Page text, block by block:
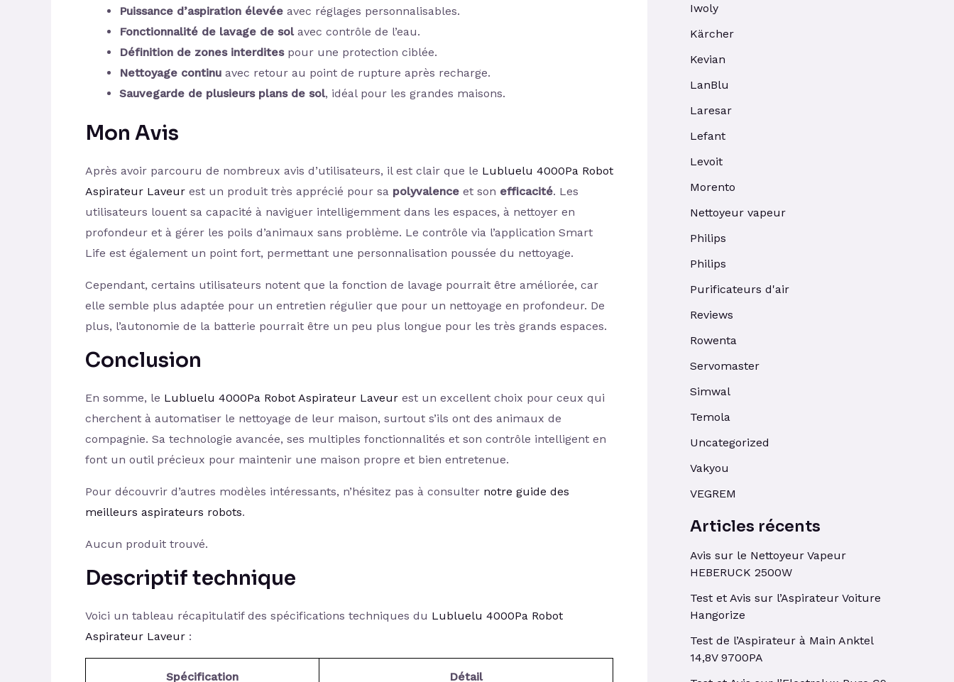
Puissance d’aspiration élevée avec réglages personnalisables.
Fonctionnalité de lavage de solavec contrôle de l’eau.
Définition de zones interditespour une protection ciblée.
Nettoyage continu avec retour au point de rupture après recharge.
Sauvegarde de plusieurs plans de sol, idéal pour les grandes maisons.
Mon Avis
Après avoir parcouru de nombreux avis d’utilisateurs, il est clair que le Lubluelu 4000Pa Robot
Aspirateur Laveur est un produit très apprécié pour sa polyvalence et son efficacité. Les
utilisateurs louent sa capacité à naviguer intelligemment dans les espaces, à nettoyer en
profondeur et à gérer les poils d’animaux sans problème. Le contrôle via l’application Smart
Life est également un point fort, permettant une personnalisation poussée du nettoyage.
Cependant, certains utilisateurs notent que la fonction de lavage pourrait être améliorée, car
elle semble plus adaptée pour un entretien régulier que pour un nettoyage en profondeur. De
plus, l’autonomie de la batterie pourrait être un peu plus longue pour les très grands espaces.
Conclusion
En somme, le Lubluelu 4000Pa Robot Aspirateur Laveur est un excellent choix pour ceux qui
cherchent à automatiser le nettoyage de leur maison, surtout s’ils ont des animaux de
compagnie. Sa technologie avancée, ses multiples fonctionnalités et son contrôle intelligent en
font un outil précieux pour maintenir une maison propre et bien entretenue.
Pour découvrir d’autres modèles intéressants, n’hésitez pas à consulter notre guide des
meilleurs aspirateurs robots.
Aucun produit trouvé.
Descriptif technique
Voici un tableau récapitulatif des spécifications techniques du Lubluelu 4000Pa Robot
Aspirateur Laveur :
Spécification Détail
Iwoly
Kärcher
Kevian
LanBlu
Laresar
Lefant
Levoit
Morento
Nettoyeur vapeur
Philips
Philips
Purificateurs d'air
Reviews
Rowenta
Servomaster
Simwal
Temola
Uncategorized
Vakyou
VEGREM
Articles récents
Avis sur le Nettoyeur Vapeur
HEBERUCK 2500W
Test et Avis sur l’Aspirateur Voiture
Hangorize
Test de l’Aspirateur à Main Anktel
14,8V 9700PA